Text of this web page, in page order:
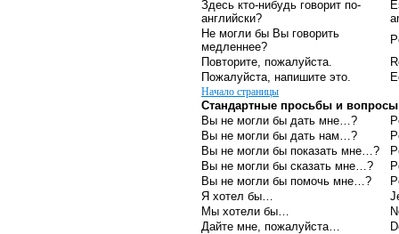
Здесь кто-нибудь говорит по-
английски?
Не могли бы Вы говорить
медленнее?
Повторите, пожалуйста.
Пожалуйста, напишите это.
Начало страницы
Стандартные просьбы и вопросы
Вы не могли бы дать мне…?
Вы не могли бы дать нам…?
Вы не могли бы показать мне…?
Вы не могли бы сказать мне…?
Вы не могли бы помочь мне…?
Я хотел бы…
Мы хотели бы…
Дайте мне, пожалуйста…